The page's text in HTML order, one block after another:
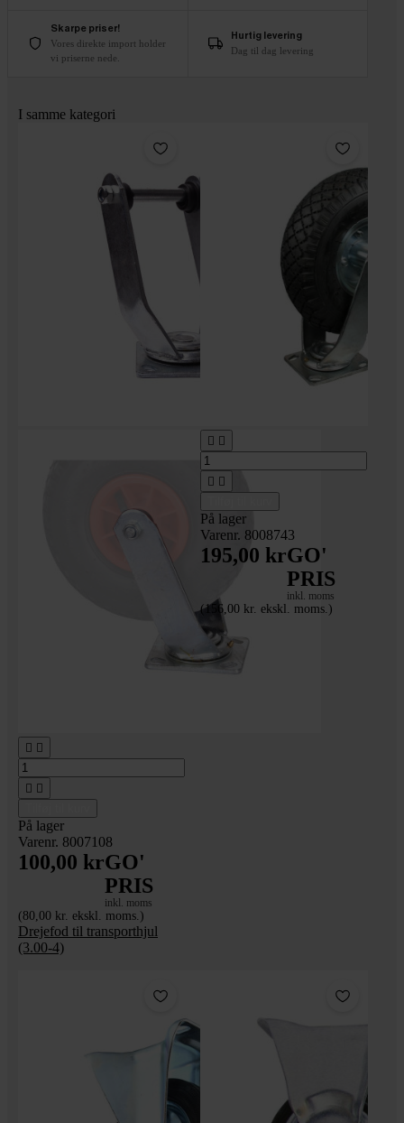
Skarpe priser!
Vores direkte import holder
vi priserne nede.
Hurtig levering
Dag til dag levering
I samme kategori
 
 
På lager
Varenr. 8007108
100,00 krGO'
PRIS
inkl. moms
(80,00 kr. ekskl. moms.)
Drejefod til transporthjul
(3.00-4)
 
 
På lager
Varenr. 8008743
195,00 krGO'
PRIS
inkl. moms
(156,00 kr. ekskl. moms.)
Transporthjul m/luft -
drejefod